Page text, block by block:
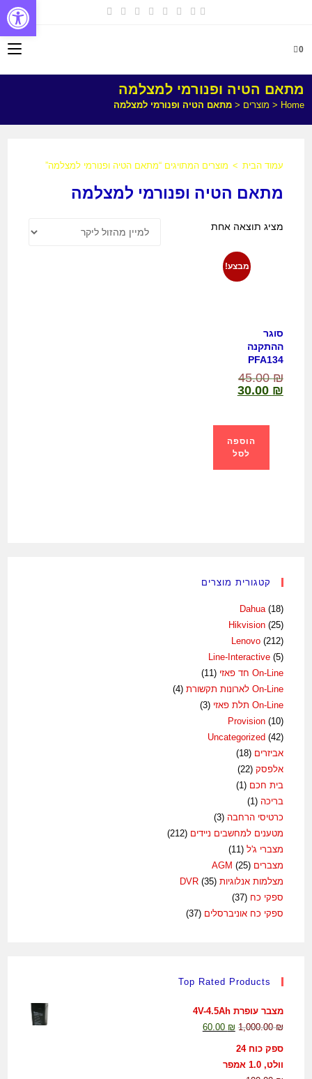
0
מתאם הטיה ופנורמי למצלמה
Home
< מוצרים <מתאם הטיה ופנורמי למצלמה
עמוד הבית > מוצרים המתויגים “מתאם הטיה ופנורמי למצלמה”
מתאם הטיה ופנורמי למצלמה
מציג תוצאה אחת
מבצע!
סוגר
ההתקנה
PFA134
45.00₪
30.00 ₪
הוספה
לסל
קטגורית מוצרים
Dahua (18)
Hikvision (25)
Lenovo (212)
Line-Interactive (5)
On-Line חד פאזי
(11)
On-Line לארונות תקשורת
(4)
On-Line תלת פאזי
(3)
Provision (10)
Uncategorized (42)
אביזרים (18)
אלפסק (22)
בית חכם (1)
בריכה (1)
כרטיסי הרחבה (3)
מטענים למחשבים ניידים (212)
מצברי ג'ל (11)
מצברים AGM(25)
מצלמות אנלוגיות DVR(35)
ספקי כח (37)
ספקי כח אוניברסלים (37)
Top Rated Products
מצבר עופרת 4V-4.5Ah
1,000.00₪
60.00 ₪
ספק כוח 24
וולט, 1.0 אמפר